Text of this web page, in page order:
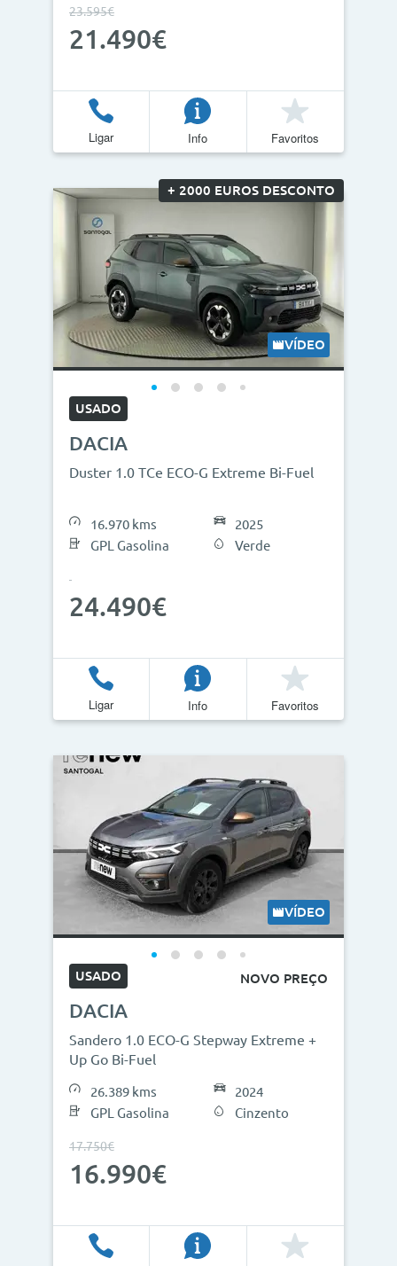
23.595€
21.490€
Ligar Info Favoritos
+ 2000 EUROS DESCONTO
VÍDEO
USADO
DACIA
Duster 1.0 TCe ECO-G Extreme Bi-Fuel
16.970 kms
GPL Gasolina
2025
Verde
24.490€
Ligar Info Favoritos
VÍDEO
USADO NOVO PREÇO
DACIA
Sandero 1.0 ECO-G Stepway Extreme +
Up Go Bi-Fuel
26.389 kms
GPL Gasolina
2024
Cinzento
17.750€
16.990€